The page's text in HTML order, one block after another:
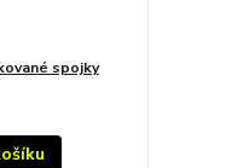
spojky